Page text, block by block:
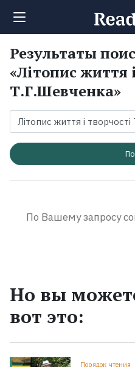
Поиск
Новости
Рейтинги
Экранизации
Результаты
«Літопис життя
Т.Г.Шевченка»
По Вашему запросу
Но вы
вот это:
Порядок чтения